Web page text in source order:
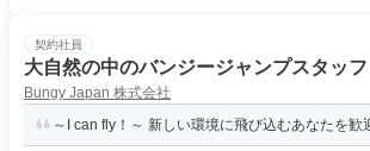
契約社員
大自然の中のバンジージャンプスタッフ
Bungy Japan 株式会社
～I can fly！～ 新しい環境に飛び込むあなたを歓